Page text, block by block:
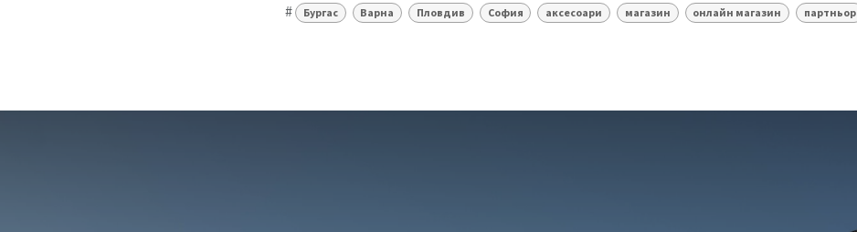
#
Бургас Варна Пловдив София аксесоари магазин онлайн магазин партньор